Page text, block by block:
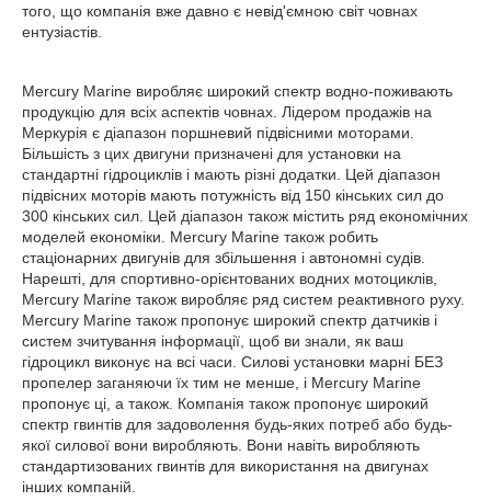
того, що компанія вже давно є невід'ємною світ човнах
ентузіастів.
Mercury Marine виробляє широкий спектр водно-поживають
продукцію для всіх аспектів човнах. Лідером продажів на
Меркурія є діапазон поршневий підвісними моторами.
Більшість з цих двигуни призначені для установки на
стандартні гідроциклів і мають різні додатки. Цей діапазон
підвісних моторів мають потужність від 150 кінських сил до
300 кінських сил. Цей діапазон також містить ряд економічних
моделей економіки. Mercury Marine також робить
стаціонарних двигунів для збільшення і автономні судів.
Нарешті, для спортивно-орієнтованих водних мотоциклів,
Mercury Marine також виробляє ряд систем реактивного руху.
Mercury Marine також пропонує широкий спектр датчиків і
систем зчитування інформації, щоб ви знали, як ваш
гідроцикл виконує на всі часи. Силові установки марні БЕЗ
пропелер заганяючи їх тим не менше, і Mercury Marine
пропонує ці, а також. Компанія також пропонує широкий
спектр гвинтів для задоволення будь-яких потреб або будь-
якої силової вони виробляють. Вони навіть виробляють
стандартизованих гвинтів для використання на двигунах
інших компаній.